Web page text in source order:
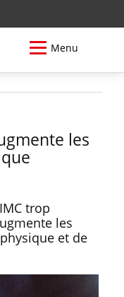
Menu
les
trop
les
et de